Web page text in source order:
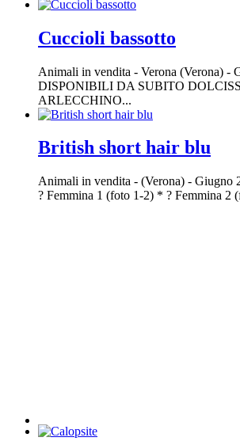
Cuccioli bassotto
Animali in vendita - Verona (Verona) -
DISPONIBILI DA SUBITO
ARLECCHINO...
British short hair blu
Animali in vendita - (Verona) - Giugno
? Femmina 1 (foto 1-2) * ? Femmina 2